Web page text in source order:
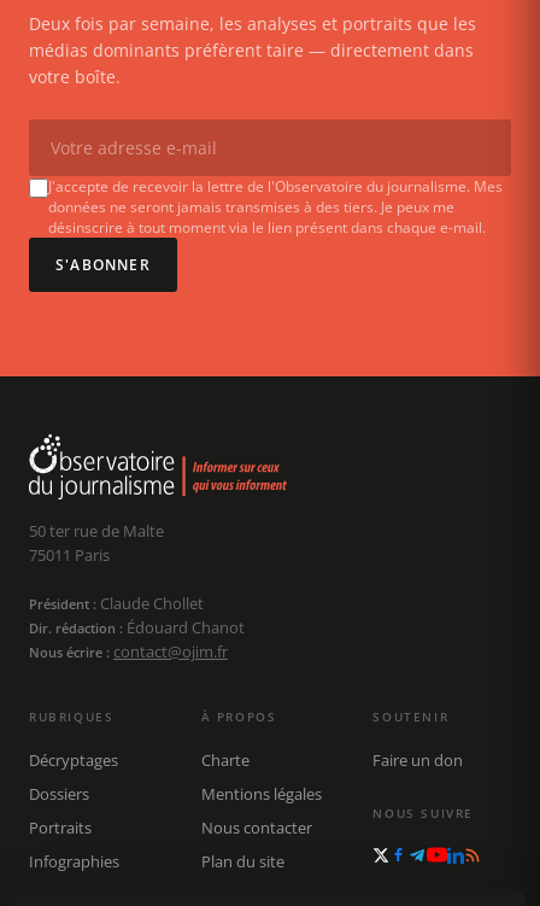
Deux fois par semaine, les analyses et portraits que les
médias dominants préfèrent taire — directement dans
votre boîte.
J'accepte de recevoir la lettre de l'Observatoire du journalisme. Mes
données ne seront jamais transmises à des tiers. Je peux me
désinscrire à tout moment via le lien présent dans chaque e-mail.
S'ABONNER
50 ter rue de Malte
75011 Paris
Président : Claude Chollet
Dir. rédaction : Édouard Chanot
Nous écrire : contact@ojim.fr
RUBRIQUES
Décryptages
Dossiers
Portraits
Infographies
À PROPOS
Charte
Mentions légales
Nous contacter
Plan du site
SOUTENIR
Faire un don
NOUS SUIVRE